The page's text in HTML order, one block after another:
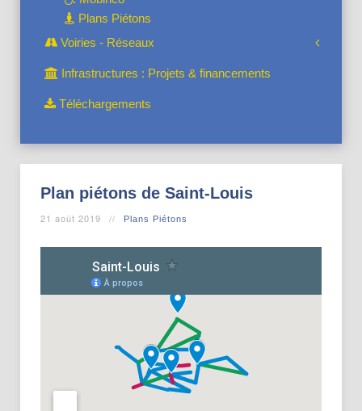
Plans Piétons
Voiries - Réseaux
Infrastructures : Projets & financements
Téléchargements
Plan piétons de Saint-Louis
21 août 2019 Plans Piétons